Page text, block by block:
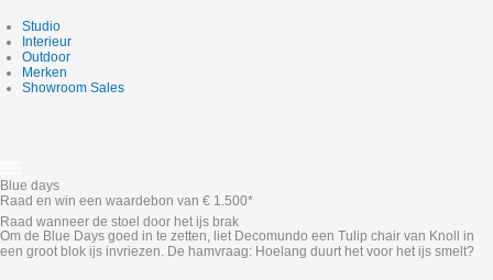
Studio
Interieur
Outdoor
Merken
Showroom Sales
Blue days
Raad en win een waardebon van € 1.500*
Raad wanneer de stoel door het ijs brak
Om de Blue Days goed in te zetten, liet Decomundo een Tulip chair van Knoll in
een groot blok ijs invriezen. De hamvraag: Hoelang duurt het voor het ijs smelt?